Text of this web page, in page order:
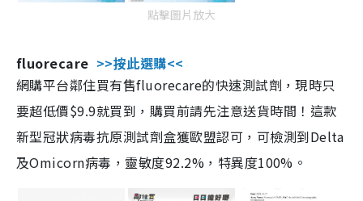
點擊圖片放大
fluorecare >>按此選購<<
網購平台鄰住買有售fluorecare的快速測試劑，現時只
要超低價$9.9就買到，購買前請先注意送貨時間！這款
新型冠狀病毒抗原測試劑盒獲歐盟認可，可檢測到Delta
及Omicorn病毒，靈敏度92.2%，特異度100%。